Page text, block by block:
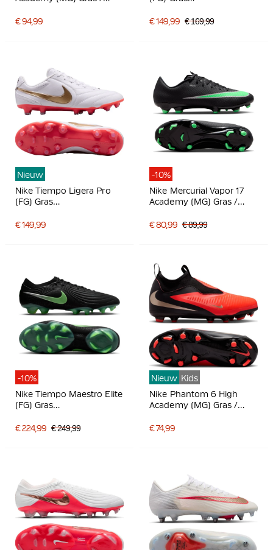
Voetbalschoenen Zwart
€ 94,99
Felgroen
€ 149,99 € 169,99
Nieuw
Nike Tiempo Ligera Pro
(FG) Gras
Goud Felrood
€ 149,99
-10%
Nike Mercurial Vapor 17
Academy (MG) Gras /
Voetbalschoenen Zwart
€ 80,99 € 89,99
-10%
Nike Tiempo Maestro Elite
(FG) Gras
Felgroen Zilvergrijs
€ 224,99 € 249,99
Nieuw Kids
Nike Phantom 6 High
Academy (MG) Gras /
Voetbalschoenen Kids
€ 74,99